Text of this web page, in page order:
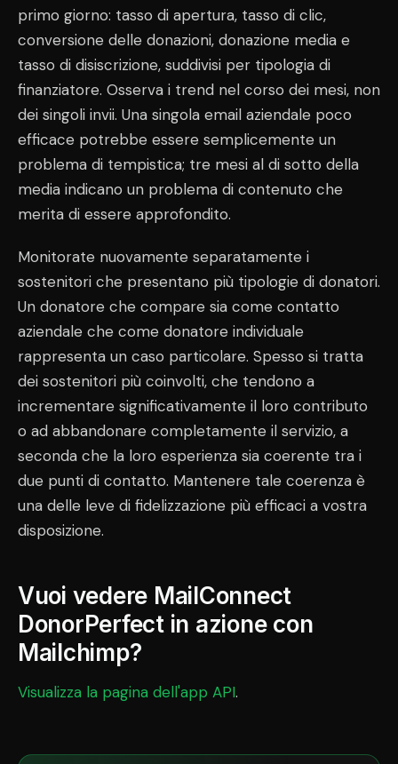
primo giorno: tasso di apertura, tasso di clic,
conversione delle donazioni, donazione media e
tasso di disiscrizione, suddivisi per tipologia di
finanziatore. Osserva i trend nel corso dei mesi, non
dei singoli invii. Una singola email aziendale poco
efficace potrebbe essere semplicemente un
problema di tempistica; tre mesi al di sotto della
media indicano un problema di contenuto che
merita di essere approfondito.
Monitorate nuovamente separatamente i
sostenitori che presentano più tipologie di donatori.
Un donatore che compare sia come contatto
aziendale che come donatore individuale
rappresenta un caso particolare. Spesso si tratta
dei sostenitori più coinvolti, che tendono a
incrementare significativamente il loro contributo
o ad abbandonare completamente il servizio, a
seconda che la loro esperienza sia coerente tra i
due punti di contatto. Mantenere tale coerenza è
una delle leve di fidelizzazione più efficaci a vostra
disposizione.
Vuoi vedere MailConnect
DonorPerfect in azione con
Mailchimp?
Visualizza la pagina dell'app API.